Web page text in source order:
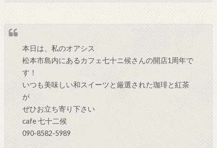
本日は、私のオアシス
松本市島内にあるカフェ七十ニ候さんの開店1周年で
す！
いつも美味しい和スイーツと厳選された珈琲と紅茶
が
ぜひお立ち寄り下さい
cafe 七十二候
090-8582-5989